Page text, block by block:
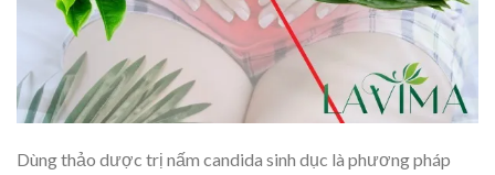
Dùng thảo dược trị nấm candida sinh dục là phương pháp